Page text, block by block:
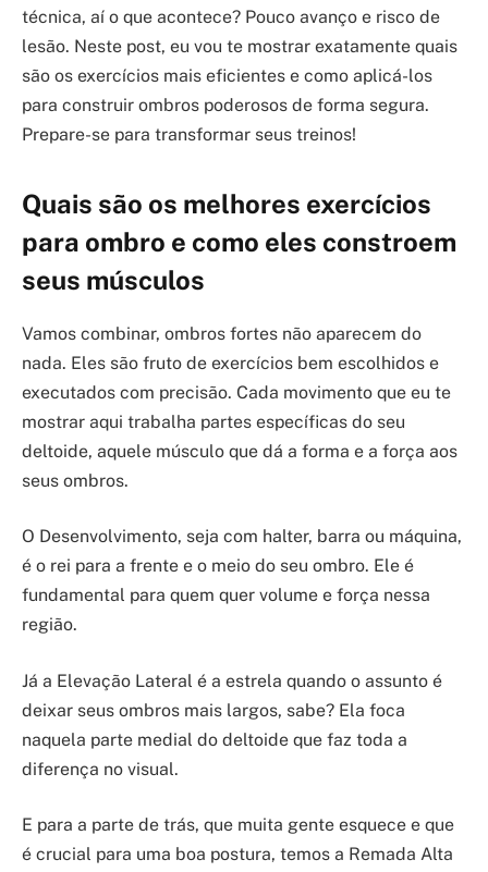
técnica, aí o que acontece? Pouco avanço e risco de
lesão. Neste post, eu vou te mostrar exatamente quais
são os exercícios mais eficientes e como aplicá-los
para construir ombros poderosos de forma segura.
Prepare-se para transformar seus treinos!
Quais são os melhores exercícios
para ombro e como eles constroem
seus músculos
Vamos combinar, ombros fortes não aparecem do
nada. Eles são fruto de exercícios bem escolhidos e
executados com precisão. Cada movimento que eu te
mostrar aqui trabalha partes específicas do seu
deltoide, aquele músculo que dá a forma e a força aos
seus ombros.
O Desenvolvimento, seja com halter, barra ou máquina,
é o rei para a frente e o meio do seu ombro. Ele é
fundamental para quem quer volume e força nessa
região.
Já a Elevação Lateral é a estrela quando o assunto é
deixar seus ombros mais largos, sabe? Ela foca
naquela parte medial do deltoide que faz toda a
diferença no visual.
E para a parte de trás, que muita gente esquece e que
é crucial para uma boa postura, temos a Remada Alta